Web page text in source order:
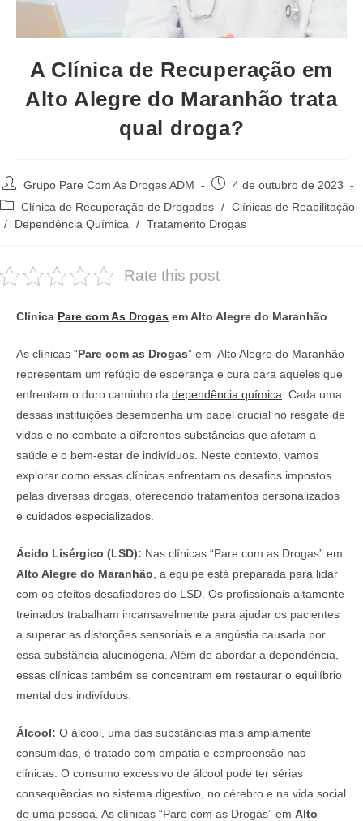
A Clínica de Recuperação em
Alto Alegre do Maranhão trata
qual droga?
Autor
do
post:
Grupo Pare Com As Drogas ADM
Post
publicado:
4 de outubro de 2023
Categoria
do
Clínica de Recuperação de Drogados / Clínicas de Reabilitação
/
Dependência Química / Tratamento Drogas
Rate this post
Clínica Pare com As Drogas em Alto Alegre do Maranhão
As clínicas “Pare com as Drogas” em Alto Alegre do Maranhão
representam um refúgio de esperança e cura para aqueles que
enfrentam o duro caminho da dependência química . Cada uma
dessas instituições desempenha um papel crucial no resgate de
vidas e no combate a diferentes substâncias que afetam a
saúde e o bem-estar de indivíduos. Neste contexto, vamos
explorar como essas clínicas enfrentam os desafios impostos
pelas diversas drogas, oferecendo tratamentos personalizados
e cuidados especializados.
Ácido Lisérgico (LSD): Nas clínicas “Pare com as Drogas” em
Alto Alegre do Maranhão , a equipe está preparada para lidar
com os efeitos desafiadores do LSD. Os profissionais altamente
treinados trabalham incansavelmente para ajudar os pacientes
a superar as distorções sensoriais e a angústia causada por
essa substância alucinógena. Além de abordar a dependência,
essas clínicas também se concentram em restaurar o equilíbrio
mental dos indivíduos.
Álcool: O álcool, uma das substâncias mais amplamente
consumidas, é tratado com empatia e compreensão nas
clínicas. O consumo excessivo de álcool pode ter sérias
consequências no sistema digestivo, no cérebro e na vida social
de uma pessoa. As clínicas “Pare com as Drogas” em Alto